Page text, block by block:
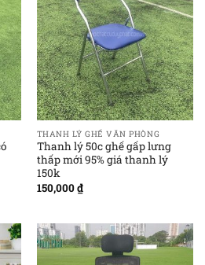
THANH LÝ GHẾ VĂN PHÒNG
Thanh lý 50c ghế gấp lưng
thấp mới 95% giá thanh lý
150k
150,000₫